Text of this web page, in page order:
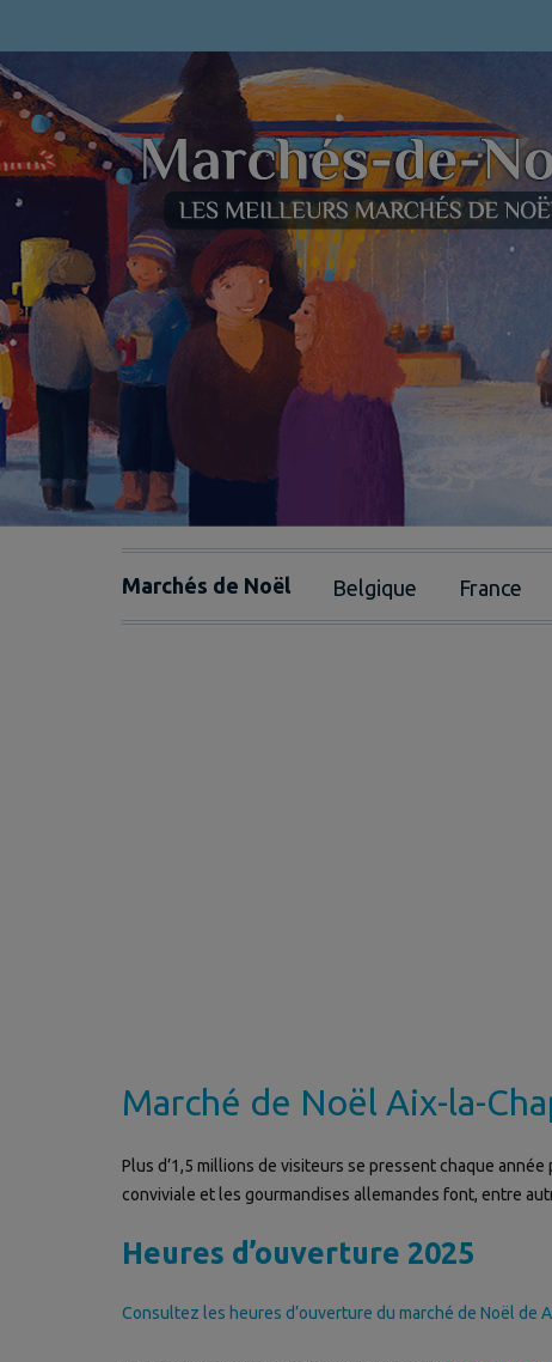
Marchés de Noël Belgique France
Marché de Noël Aix-la-
Plus d’1,5 millions de visiteurs se pressent chaque
conviviale et les gourmandises allemandes font, entre
Heures d’ouverture 2025
Consultez les heures d’ouverture du marché de Noël de